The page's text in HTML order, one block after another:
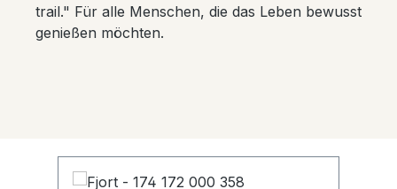
trail." Für alle Menschen, die das Leben bewusst
genießen möchten.